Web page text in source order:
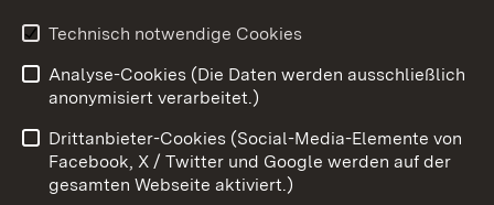
Impressum
Kontakt
Barrierefreiheit
Datenschutz
Cookies
Technisch notwendige Cookies
Analyse-Cookies (Die Daten werden ausschließlich
anonymisiert verarbeitet.)
Drittanbieter-Cookies (Social-Media-Elemente von
Facebook, X / Twitter und Google werden auf der
gesamten Webseite aktiviert.)